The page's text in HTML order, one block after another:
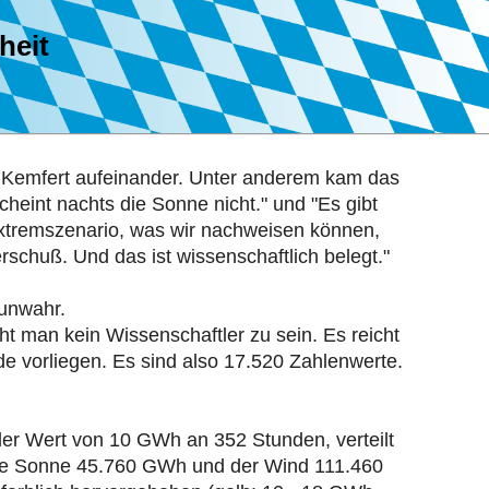
aufeinander. Unter anderem kam das
nachts die Sonne nicht." und "Es gibt
was wir nachweisen können,
Und das ist wissenschaftlich belegt."
man kein Wissenschaftler zu sein. Es reicht
vorliegen. Es sind also 17.520 Zahlenwerte.
Wert von 10 GWh an 352 Stunden, verteilt
Sonne 45.760 GWh und der Wind 111.460